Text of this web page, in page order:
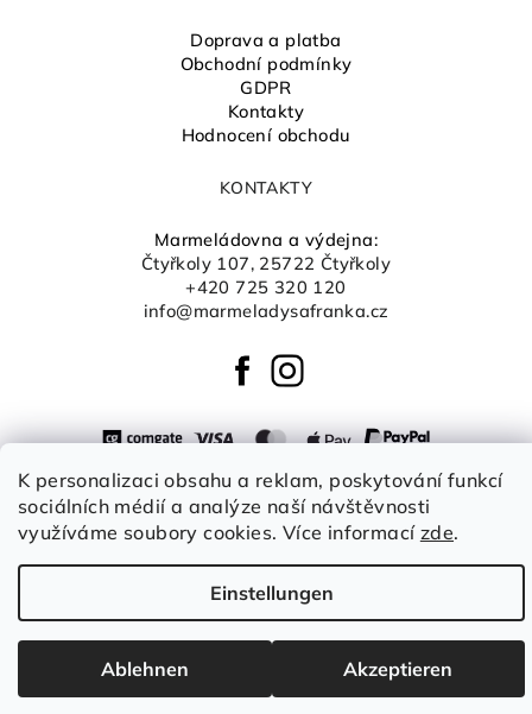
K personalizaci obsahu a reklam, poskytování funkcí
sociálních médií a analýze naší návštěvnosti
využíváme soubory cookies. Více informací zde.
Einstellungen
Ablehnen Akzeptieren
Doprava a platba
Obchodní podmínky
GDPR
Kontakty
Hodnocení obchodu
KONTAKTY
Marmeládovna a výdejna:
Čtyřkoly 107, 25722 Čtyřkoly
+420 725 320 120
info@marmeladysafranka.cz
Copyright 2026Šafránka boutique. Alle Rechte
vorbehalten. Cookie-Einstellungen ändern
Erstellt von Shoptet